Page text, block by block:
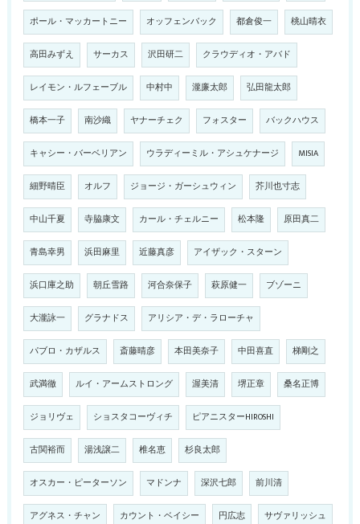
ポール・マッカートニー オッフェンバック 都倉俊一 桃山晴衣
高田みずえ サーカス 沢田研二 クラウディオ・アバド
レイモン・ルフェーブル 中村中 瀧廉太郎 弘田龍太郎
橋本一子 南沙織 ヤナーチェク フォスター バックハウス
キャシー・バーベリアン ウラディーミル・アシュケナージ MISIA
細野晴臣 オルフ ジョージ・ガーシュウィン 芥川也寸志
中山千夏 寺脇康文 カール・チェルニー 松本隆 原田真二
青島幸男 浜田麻里 近藤真彦 アイザック・スターン
浜口庫之助 朝丘雪路 河合奈保子 萩原健一 ブゾーニ
大瀧詠一 グラナドス アリシア・デ・ラローチャ
パブロ・カザルス 斎藤晴彦 本田美奈子 中田喜直 梯剛之
武満徹 ルイ・アームストロング 渥美清 堺正章 桑名正博
ジョリヴェ ショスタコーヴィチ ピアニスターHIROSHI
古関裕而 湯浅譲二 椎名恵 杉良太郎
オスカー・ピーターソン マドンナ 深沢七郎 前川清
アグネス・チャン カウント・ベイシー 円広志 サヴァリッシュ